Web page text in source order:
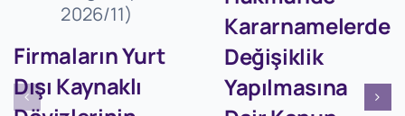
Firmaların Yurt
Dışı Kaynaklı
Kararnamelerde
Değişiklik
Yapılmasına